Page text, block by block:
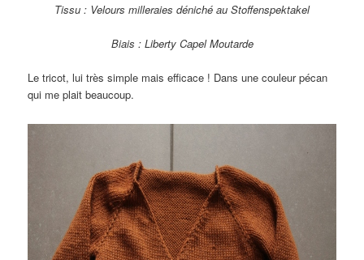
Tissu : Velours milleraies déniché au Stoffenspektakel
Biais : Liberty Capel Moutarde
Le tricot, lui très simple mais efficace ! Dans une couleur pécan
qui me plait beaucoup.